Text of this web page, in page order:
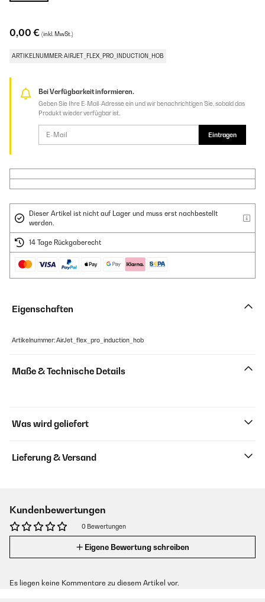
0,00 € (inkl. MwSt.)
ARTIKELNUMMER: AIRJET_FLEX_PRO_INDUCTION_HOB
Bei Verfügbarkeit informieren.
Geben Sie Ihre E-Mail-Adresse ein und wir benachrichtigen Sie, sobald das
Produkt wieder verfügbar ist.
Eintragen
Dieser Artikel ist nicht auf Lager und muss erst nachbestellt
werden.
14 Tage Rückgaberecht
Eigenschaften
Artikelnummer: AirJet_flex_pro_induction_hob
Maße & Technische Details
Was wird geliefert
Lieferung & Versand
Kundenbewertungen
0 Bewertungen
Eigene Bewertung schreiben
Es liegen keine Kommentare zu diesem Artikel vor.